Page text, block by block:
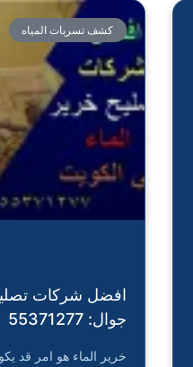
كشف تسربات المياه
افضل شركات
جوال: 55371277
خرير الماء هو امر قد